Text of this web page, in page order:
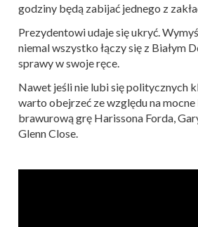
godziny będą zabijać jednego z
Prezydentowi udaje się ukryć.
niemal wszystko łączy się z Białym
sprawy w swoje ręce.
Nawet jeśli nie lubi się politycznych
warto obejrzeć ze względu na
brawurową grę Harissona Forda,
Glenn Close.